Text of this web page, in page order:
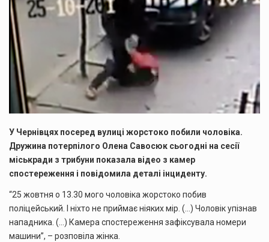
У Чернівцях посеред вулиці жорстоко побили чоловіка.
Дружина потерпілого Олена Савосюк сьогодні на сесії
міськради з трибуни показала відео з камер
спостереження і повідомила деталі інциденту.
“25 жовтня о 13.30 мого чоловіка жорстоко побив
поліцейський. І ніхто не приймає ніяких мір. (…) Чоловік упізнав
нападника. (…) Камера спостереження зафіксувала номери
машини”, – розповіла жінка.